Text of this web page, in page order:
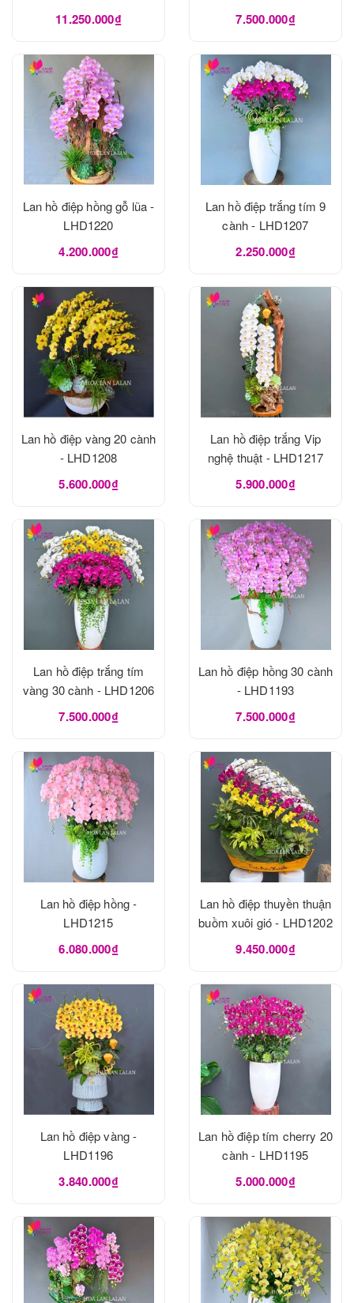
11.250.000₫ 7.500.000₫
Lan hồ điệp hồng gỗ lũa -
LHD1220
4.200.000₫
Lan hồ điệp trắng tím 9
cành - LHD1207
2.250.000₫
Lan hồ điệp vàng 20 cành
- LHD1208
5.600.000₫
Lan hồ điệp trắng Vip
nghệ thuật - LHD1217
5.900.000₫
Lan hồ điệp trắng tím
vàng 30 cành - LHD1206
7.500.000₫
Lan hồ điệp hồng 30 cành
- LHD1193
7.500.000₫
Lan hồ điệp hồng -
LHD1215
6.080.000₫
Lan hồ điệp thuyền thuận
buồm xuôi gió - LHD1202
9.450.000₫
Lan hồ điệp vàng -
LHD1196
3.840.000₫
Lan hồ điệp tím cherry 20
cành - LHD1195
5.000.000₫